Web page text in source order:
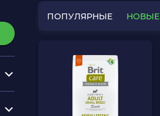
ПОПУЛЯРНЫЕ НОВЫЕ